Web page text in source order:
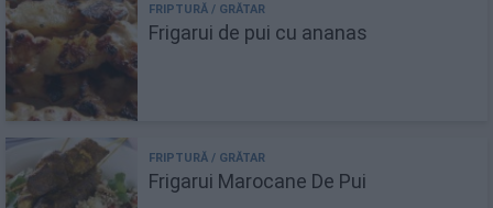
Frigarui de pui cu ananas
Frigarui Marocane De Pui